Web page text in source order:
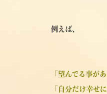
例えば、
「望んでる事が
「自分だけ幸せ